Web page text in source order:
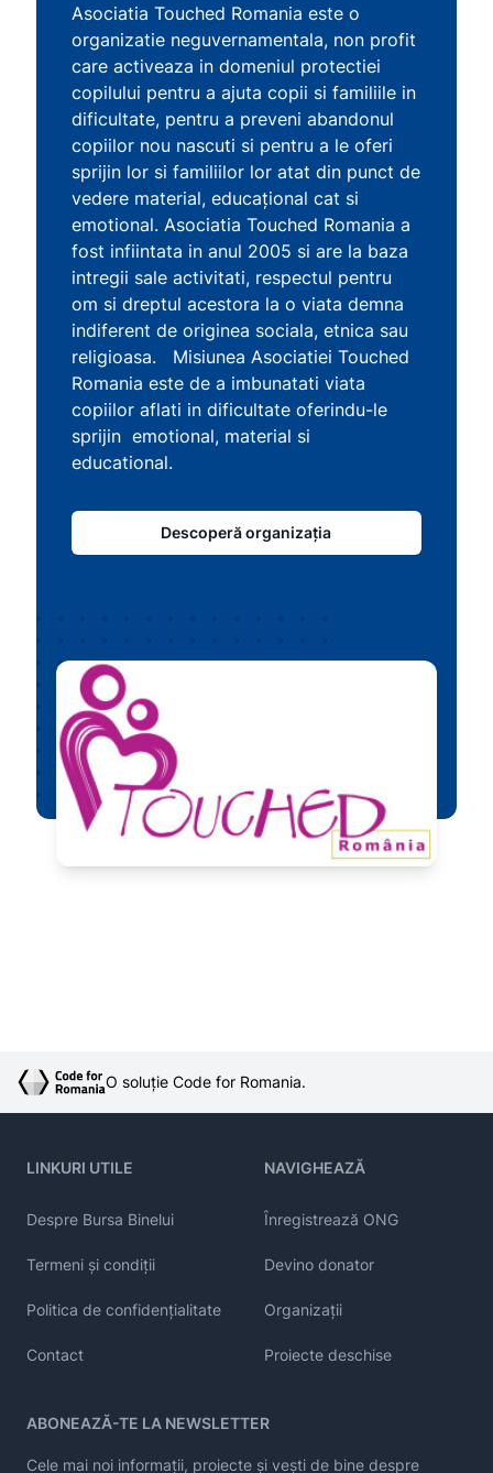
Asociatia Touched Romania este o
organizatie neguvernamentala, non profit
care activeaza in domeniul protectiei
copilului pentru a ajuta copii si familiile in
dificultate, pentru a preveni abandonul
copiilor nou nascuti si pentru a le oferi
sprijin lor si familiilor lor atat din punct de
vedere material, educaţional cat si
emotional. Asociatia Touched Romania a
fost infiintata in anul 2005 si are la baza
intregii sale activitati, respectul pentru
om si dreptul acestora la o viata demna
indiferent de originea sociala, etnica sau
religioasa. Misiunea Asociatiei Touched
Romania este de a imbunatati viata
copiilor aflati in dificultate oferindu-le
sprijin emotional, material si
educational.
Descoperă organizația
O soluție Code for Romania.
LINKURI UTILE
Despre Bursa Binelui
Termeni și condiții
Politica de confidențialitate
Contact
NAVIGHEAZĂ
Înregistrează ONG
Devino donator
Organizații
Proiecte deschise
ABONEAZĂ-TE LA NEWSLETTER
Cele mai noi informații, proiecte și vești de bine despre